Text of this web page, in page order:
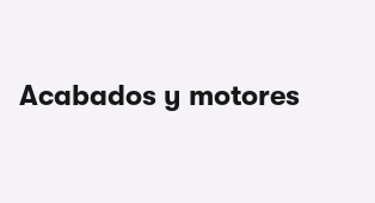
Acabados y motores